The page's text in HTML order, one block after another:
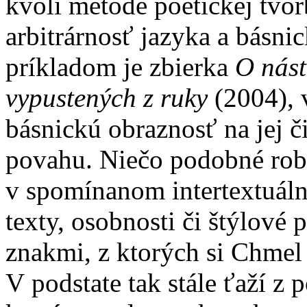
arbitrárnosť jazyka a
príkladom je zbierka O
vypustených z ruky (2004),
básnickú obraznosť na jej
povahu. Niečo podobné
v spomínanom
texty, osobnosti či štýlové
znakmi, z ktorých si
V podstate tak stále ťaží z